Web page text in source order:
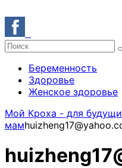
Беременность
Здоровье
Женское здоровье
Мой Кроха - для
мам